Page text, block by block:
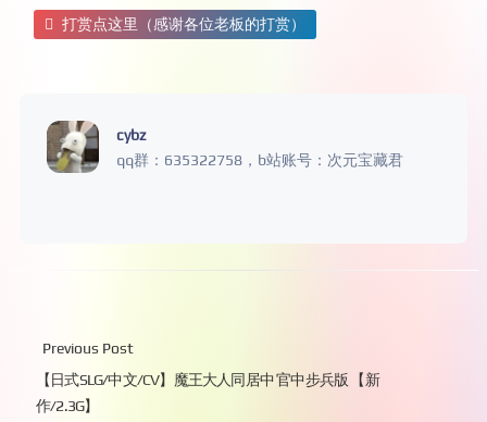
打赏点这里（感谢各位老板的打赏）
cybz
qq群：635322758，b站账号：次元宝藏君
Previous Post
【日式SLG/中文/CV】魔王大人同居中 官中步兵版 【新
作/2.3G】